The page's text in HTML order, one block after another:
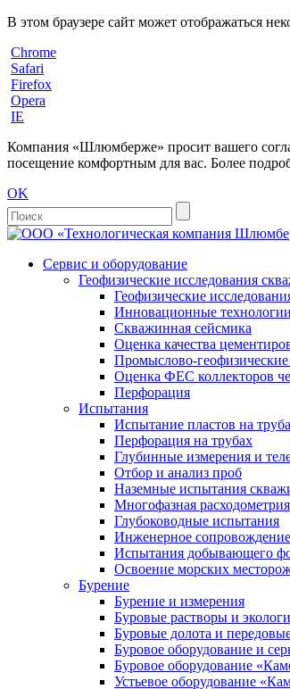
В этом браузере сайт может отображаться
Chrome
Safari
Firefox
Opera
IE
Компания «Шлюмберже» просит вашего
посещение комфортным для вас. Более
OK
Сервис и оборудование
Геофизические исследования
Геофизические
Инновационные
Скважинная сейсмика
Оценка качества
Промыслово-геофизические
Оценка ФЕС коллекторов
Перфорация
Испытания
Испытание пластов на
Перфорация на трубах
Глубинные измерения и
Отбор и анализ проб
Наземные испытания
Многофазная расходометрия
Глубоководные испытания
Инженерное сопровождение
Испытания добывающего
Освоение морских
Бурение
Бурение и измерения
Буровые растворы и
Буровые долота и
Буровое оборудование и
Буровое оборудование
Устьевое оборудование